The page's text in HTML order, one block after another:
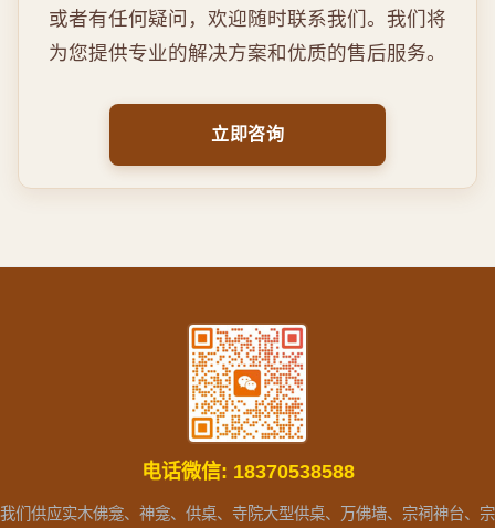
或者有任何疑问，欢迎随时联系我们。我们将
为您提供专业的解决方案和优质的售后服务。
立即咨询
电话微信: 18370538588
我们供应实木佛龛、神龛、供桌、寺院大型供桌、万佛墙、宗祠神台、宗